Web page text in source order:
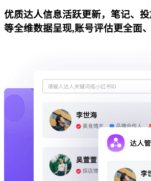
优质达人信息活跃更新，笔记、
等全维数据呈现,账号评估更全面、